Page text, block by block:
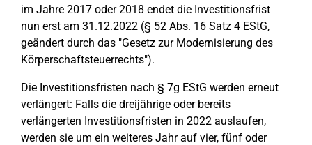
im Jahre 2017 oder 2018 endet die Investitionsfrist
nun erst am 31.12.2022 (§ 52 Abs. 16 Satz 4 EStG,
geändert durch das "Gesetz zur Modernisierung des
Körperschaftsteuerrechts").
Die Investitionsfristen nach § 7g EStG werden erneut
verlängert: Falls die dreijährige oder bereits
verlängerten Investitionsfristen in 2022 auslaufen,
werden sie um ein weiteres Jahr auf vier, fünf oder